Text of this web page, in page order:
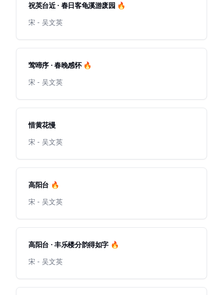
祝英台近 · 春日客龟溪游废园 🔥
宋 - 吴文英
莺啼序 · 春晚感怀 🔥
宋 - 吴文英
惜黄花慢
宋 - 吴文英
高阳台 🔥
宋 - 吴文英
高阳台 · 丰乐楼分韵得如字 🔥
宋 - 吴文英